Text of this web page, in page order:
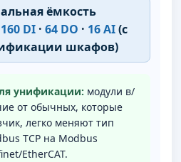
ёмкость
160 DI · 64 DO · 16 AI(с
шкафов)
унификации: модули в/
от обычных, которые
легко меняют тип
TCP на Modbus
EtherCAT.